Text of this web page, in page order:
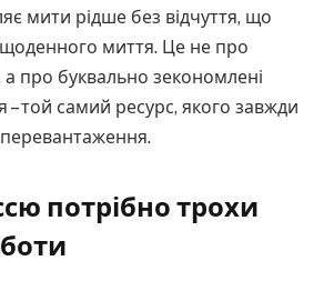
мити рідше без відчуття, що
щоденного миття. Це не про
а про буквально зекономлені
той самий ресурс, якого завжди
потрібно трохи